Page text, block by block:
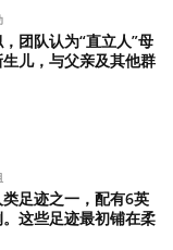
团队认为“直立人”母
儿，与父亲及其他群
足迹之一，配有6英
这些足迹最初铺在柔